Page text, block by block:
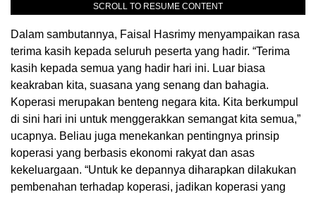
SCROLL TO RESUME CONTENT
Dalam sambutannya, Faisal Hasrimy menyampaikan rasa
terima kasih kepada seluruh peserta yang hadir. “Terima
kasih kepada semua yang hadir hari ini. Luar biasa
keakraban kita, suasana yang senang dan bahagia.
Koperasi merupakan benteng negara kita. Kita berkumpul
di sini hari ini untuk menggerakkan semangat kita semua,”
ucapnya. Beliau juga menekankan pentingnya prinsip
koperasi yang berbasis ekonomi rakyat dan asas
kekeluargaan. “Untuk ke depannya diharapkan dilakukan
pembenahan terhadap koperasi, jadikan koperasi yang